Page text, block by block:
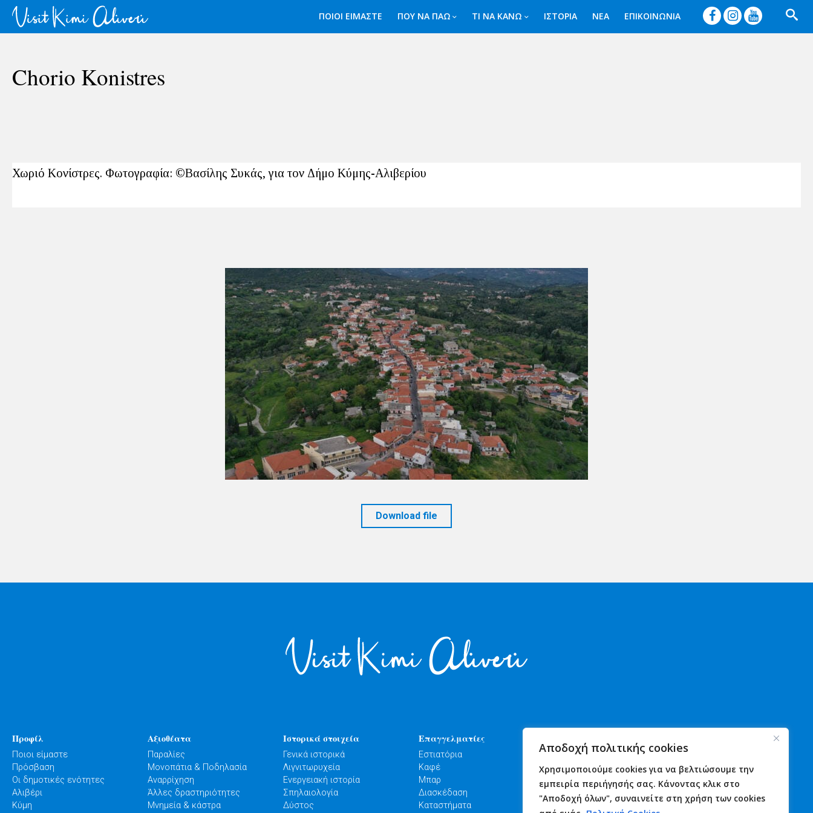
Αποδοχή πολιτικής cookies
Χρησιμοποιούμε cookies για να βελτιώσουμε την
εμπειρία περιήγησής σας. Κάνοντας κλικ στο
"Αποδοχή όλων", συναινείτε στη χρήση των cookies
ΠΟΙΟΙ ΕΙΜΑΣΤΕ ΠΟΥ ΝΑ ΠΑΩ ΤΙ ΝΑ ΚΑΝΩ ΙΣΤΟΡΙΑ ΝΕΑ ΕΠΙΚΟΙΝΩΝΙΑ    
Chorio Konistres
Χωριό Κονίστρες. Φωτογραφία: ©Βασίλης Συκάς, για τον Δήμο Κύμης-Αλιβερίου
Download file
Προφίλ
Ποιοι είμαστε
Πρόσβαση
Οι δημοτικές ενότητες
Αλιβέρι
Κύμη
Αξιοθέατα
Παραλίες
Μονοπάτια & Ποδηλασία
Αναρρίχηση
Άλλες δραστηριότητες
Μνημεία & κάστρα
Ιστορικά στοιχεία
Γενικά ιστορικά
Λιγνιτωρυχεία
Ενεργειακή ιστορία
Σπηλαιολογία
Δύστος
Επαγγελματίες
Εστιατόρια
Καφέ
Μπαρ
Διασκέδαση
Καταστήματα
Αστυνομία
Λιμενικό
Πυροσβεστική
Φαρμακεία
Υγεία
Εκδηλώσεις
Γιορτές
Πανηγύρια
Επικοινωνία